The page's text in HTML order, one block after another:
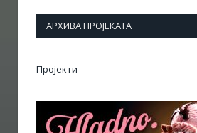
АРХИВА ПРОЈЕКАТА
Пројекти